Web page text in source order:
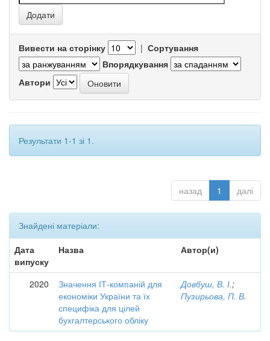
Вивести на сторінку | Сортування
Впорядкування
Автори
Результати 1-1 зі 1.
назад 1 далі
Знайдені матеріали:
Дата
випуску
Назва Автор(и)
2020
Значення ІТ-компаній для
економіки України та їх
специфіка для цілей
бухгалтерського обліку
Довбуш, В. І.;
Пузирьова, П. В.